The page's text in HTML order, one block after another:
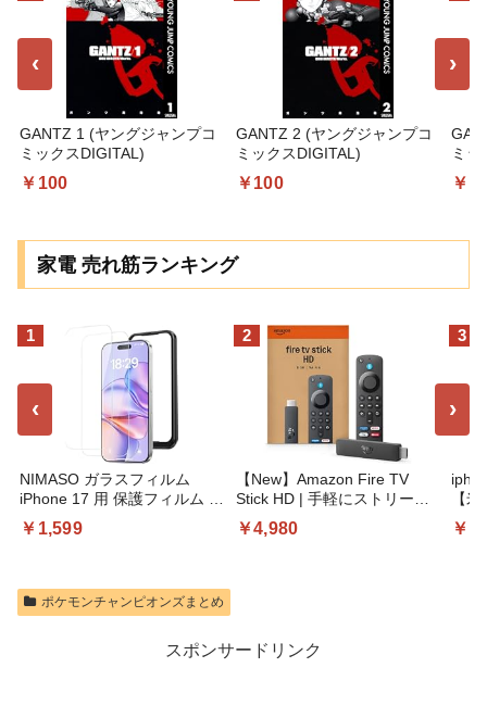
‹
GANTZ 1 (ヤングジャンプコ
ミックスDIGITAL)
￥100
GANTZ 2 (ヤングジャンプコ
ミックスDIGITAL)
￥100
ミッ
￥
›
家電 売れ筋ランキング
‹
1
NIMASO ガラスフィルム
iPhone 17 用 保護フィルム 強
化ガラス 耐衝撃 高透過率 指
紋防止 貼りやすい ガイド枠
￥1,599
2
【New】Amazon Fire TV
Stick HD | 手軽にストリーミ
ングをはじめよう | ストリー
ミングメディアプレイヤー
￥4,980
3
【
創
全
￥
›
ポケモンチャンピオンズまとめ
スポンサードリンク